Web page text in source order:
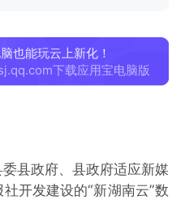
也能玩云上新化！
下载应用宝电脑版
县政府、县政府适应新媒
开发建设的“新湖南云”数